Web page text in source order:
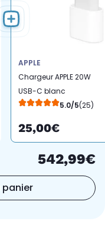
APPLE
Chargeur APPLE 20W
USB-C blanc
5.0/5(25)
25,00€
542,99€